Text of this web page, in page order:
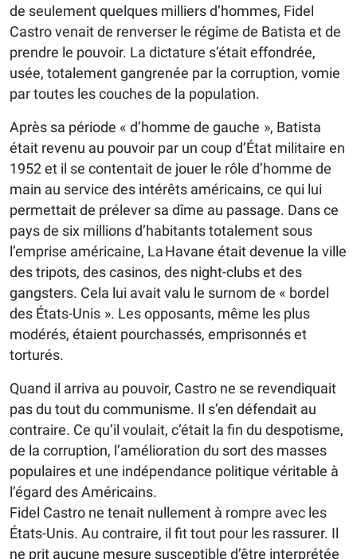
de seulement quelques milliers d’hommes, Fidel
Castro venait de renverser le régime de Batista et de
prendre le pouvoir. La dictature s’était effondrée,
usée, totalement gangrenée par la corruption, vomie
par toutes les couches de la population.
Après sa période « d’homme de gauche », Batista
était revenu au pouvoir par un coup d’État militaire en
1952 et il se contentait de jouer le rôle d’homme de
main au service des intérêts américains, ce qui lui
permettait de prélever sa dîme au passage. Dans ce
pays de six millions d’habitants totalement sous
l’emprise américaine, La Havane était devenue la ville
des tripots, des casinos, des night-clubs et des
gangsters. Cela lui avait valu le surnom de « bordel
des États-Unis ». Les opposants, même les plus
modérés, étaient pourchassés, emprisonnés et
torturés.
Quand il arriva au pouvoir, Castro ne se revendiquait
pas du tout du communisme. Il s’en défendait au
contraire. Ce qu’il voulait, c’était la fin du despotisme,
de la corruption, l’amélioration du sort des masses
populaires et une indépendance politique véritable à
l’égard des Américains.
Fidel Castro ne tenait nullement à rompre avec les
États-Unis. Au contraire, il fit tout pour les rassurer. Il
ne prit aucune mesure susceptible d’être interprétée